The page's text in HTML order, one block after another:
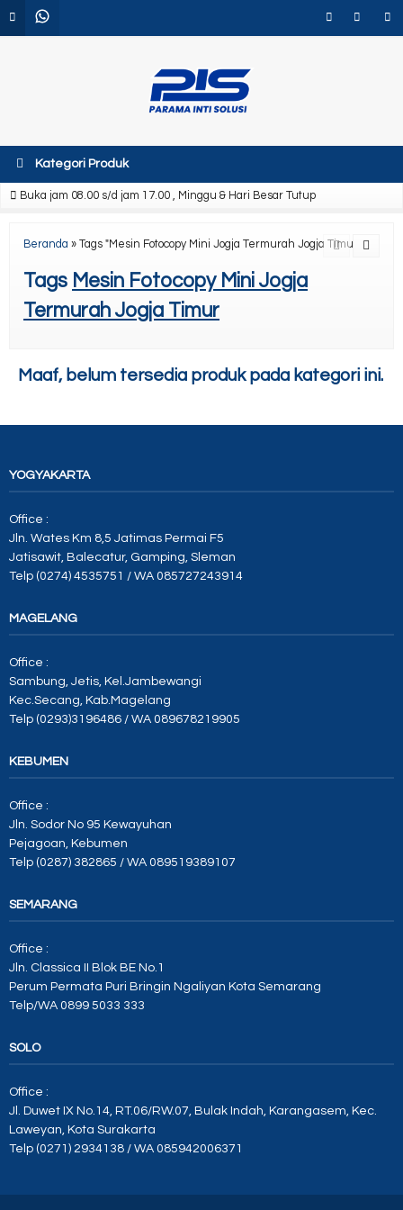
Kategori Produk
Buka jam 08.00 s/d jam 17.00 , Minggu & Hari Besar Tutup
Beranda » Tags "Mesin Fotocopy Mini Jogja Termurah Jogja Timur"
Tags Mesin Fotocopy Mini Jogja
Termurah Jogja Timur
Maaf, belum tersedia produk pada kategori ini.
YOGYAKARTA
Office :
Jln. Wates Km 8,5 Jatimas Permai F5
Jatisawit, Balecatur, Gamping, Sleman
Telp (0274) 4535751 / WA 085727243914
MAGELANG
Office :
Sambung, Jetis, Kel.Jambewangi
Kec.Secang, Kab.Magelang
Telp (0293)3196486 / WA 089678219905
KEBUMEN
Office :
Jln. Sodor No 95 Kewayuhan
Pejagoan, Kebumen
Telp (0287) 382865 / WA 089519389107
SEMARANG
Office :
Jln. Classica II Blok BE No.1
Perum Permata Puri Bringin Ngaliyan Kota Semarang
Telp/WA 0899 5033 333
SOLO
Office :
Jl. Duwet IX No.14, RT.06/RW.07, Bulak Indah, Karangasem, Kec.
Laweyan, Kota Surakarta
Telp (0271) 2934138 / WA 085942006371